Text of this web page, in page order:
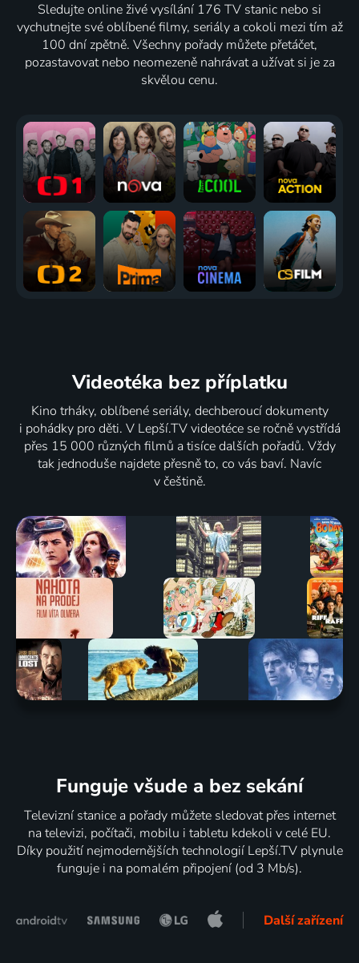
Sledujte online živé vysílání 176 TV stanic nebo si
vychutnejte své oblíbené filmy, seriály a cokoli mezi tím až
100 dní zpětně. Všechny pořady můžete přetáčet,
pozastavovat nebo neomezeně nahrávat a užívat si je za
skvělou cenu.
Videotéka bez příplatku
Kino trháky, oblíbené seriály, dechberoucí dokumenty
i pohádky pro děti. V Lepší.TV videotéce se ročně vystřídá
přes 15 000 různých filmů a tisíce dalších pořadů. Vždy
tak jednoduše najdete přesně to, co vás baví. Navíc
v češtině.
Funguje všude a bez sekání
Televizní stanice a pořady můžete sledovat přes internet
na televizi, počítači, mobilu i tabletu kdekoli v celé EU.
Díky použití nejmodernějších technologií Lepší.TV plynule
funguje i na pomalém připojení (od 3 Mb/s).
Další zařízení